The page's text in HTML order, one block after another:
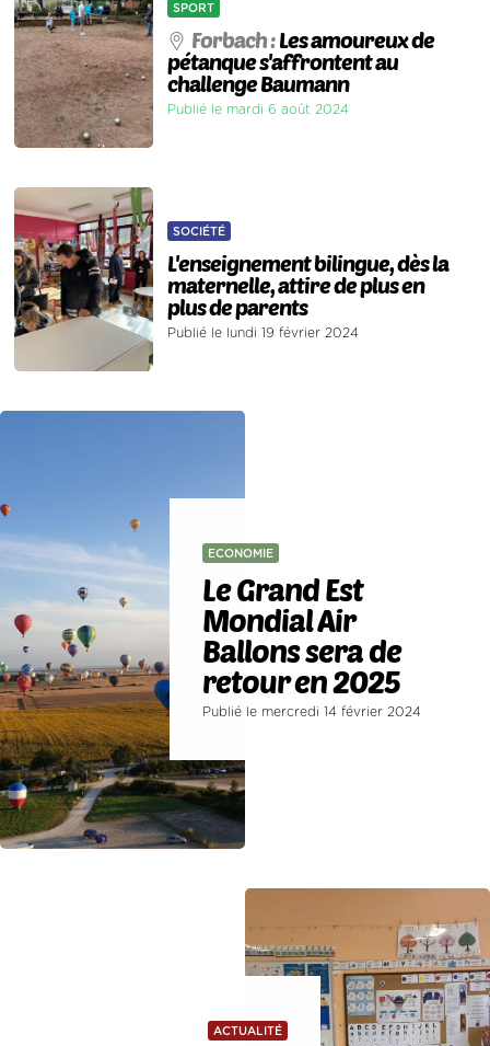
SPORT
Forbach :Les amoureux de
pétanque s'affrontent au
challenge Baumann
Publié le mardi 6 août 2024
SOCIÉTÉ
L'enseignement bilingue, dès la
maternelle, attire de plus en
plus de parents
Publié le lundi 19 février 2024
ECONOMIE
Le Grand Est
Mondial Air
Ballons sera de
retour en 2025
Publié le mercredi 14 février 2024
ACTUALITÉ